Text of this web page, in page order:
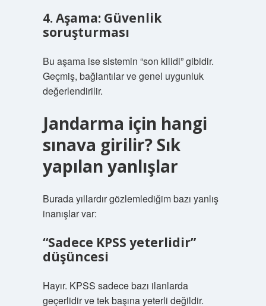
4. Aşama: Güvenlik
soruşturması
Bu aşama ise sistemin “son kilidi” gibidir.
Geçmiş, bağlantılar ve genel uygunluk
değerlendirilir.
Jandarma için hangi
sınava girilir? Sık
yapılan yanlışlar
Burada yıllardır gözlemlediğim bazı yanlış
inanışlar var:
“Sadece KPSS yeterlidir”
düşüncesi
Hayır. KPSS sadece bazı ilanlarda
geçerlidir ve tek başına yeterli değildir.